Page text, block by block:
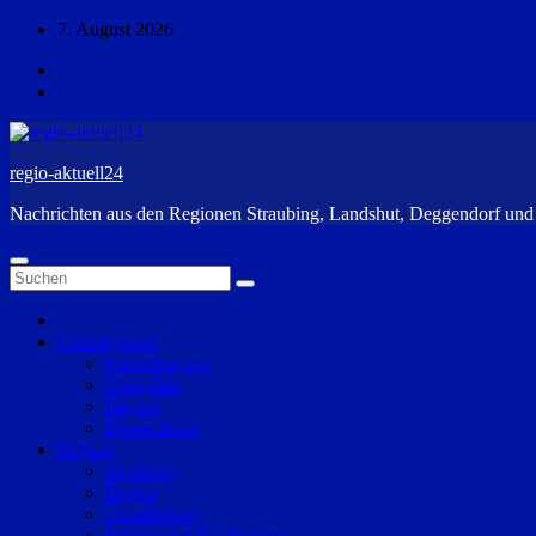
Zum
springen
7. August 2026
regio-aktuell24
Nachrichten aus den Regionen Straubing, Landshut, Deggendorf
Überregional
Niederbayern
Oberpfalz
Bayern
Deutschland
Region
Straubing
Bogen
Geiselhöring